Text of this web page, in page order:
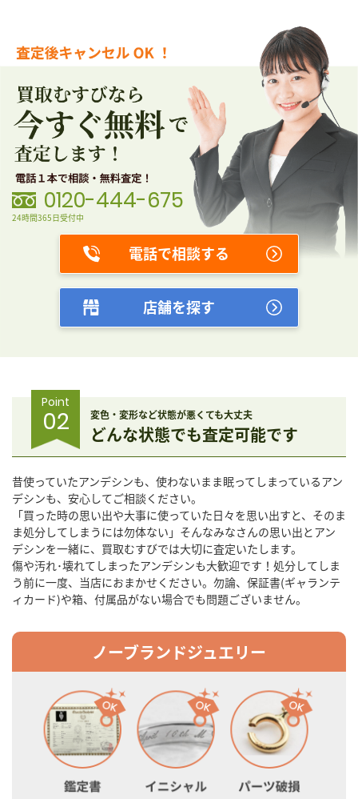
0120-444-675
24時間365日受付中
電話で相談する
店舗を探す
Point
02 変色・変形など状態が悪くても大丈夫
どんな状態でも査定可能です
昔使っていたアンデシンも、使わないまま眠ってしまっているアン
デシンも、安心してご相談ください。
「買った時の思い出や大事に使っていた日々を思い出すと、そのま
ま処分してしまうには勿体ない」そんなみなさんの思い出とアン
デシンを一緒に、買取むすびでは大切に査定いたします。
傷や汚れ･壊れてしまったアンデシンも大歓迎です！処分してしま
う前に一度、当店におまかせください。勿論、保証書(ギャランテ
ィカード)や箱、付属品がない場合でも問題ございません。
ノーブランドジュエリー